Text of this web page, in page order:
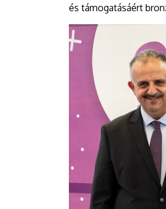
és támogatásáért